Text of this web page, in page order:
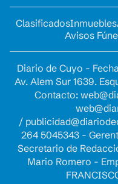
ClasificadosInmuebles
Avisos
Diario de Cuyo -
Av. Alem Sur 1639.
Contacto:
/
264 5045343 -
Secretario de
Mario Romero -